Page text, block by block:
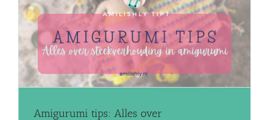
Amigurumi tips: Alles over